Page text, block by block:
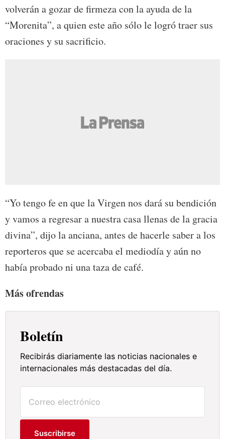
volverán a gozar de firmeza con la ayuda de la
“Morenita”, a quien este año sólo le logró traer sus
oraciones y su sacrificio.
“Yo tengo fe en que la Virgen nos dará su bendición
y vamos a regresar a nuestra casa llenas de la gracia
divina”, dijo la anciana, antes de hacerle saber a los
reporteros que se acercaba el mediodía y aún no
había probado ni una taza de café.
Más ofrendas
Boletín
Recibirás diariamente las noticias nacionales e
internacionales más destacadas del día.
Suscribirse